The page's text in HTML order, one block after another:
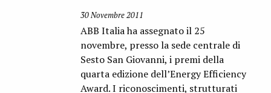
30 Novembre 2011
ABB Italia ha assegnato il 25
novembre, presso la sede centrale di
Sesto San Giovanni, i premi della
quarta edizione dell’Energy Efficiency
Award. I riconoscimenti, strutturati